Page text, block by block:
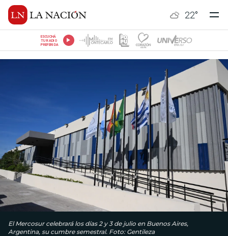
22°
ESCUCHÁ
TU RADIO
PREFERIDA
El Mercosur celebrará los días 2 y 3 de julio en Buenos Aires,
Argentina, su cumbre semestral. Foto: Gentileza